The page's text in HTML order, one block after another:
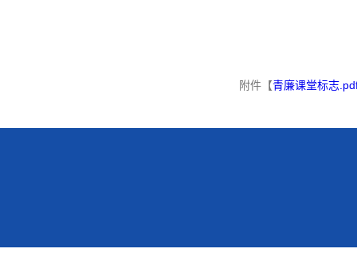
附件【青廉课堂标志